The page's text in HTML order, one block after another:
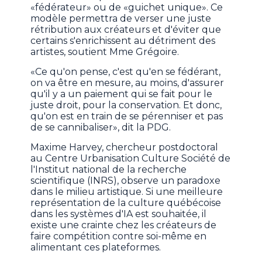
«fédérateur» ou de «guichet unique». Ce
modèle permettra de verser une juste
rétribution aux créateurs et d'éviter que
certains s'enrichissent au détriment des
artistes, soutient Mme Grégoire.
«Ce qu'on pense, c'est qu'en se fédérant,
on va être en mesure, au moins, d'assurer
qu'il y a un paiement qui se fait pour le
juste droit, pour la conservation. Et donc,
qu'on est en train de se pérenniser et pas
de se cannibaliser», dit la PDG.
Maxime Harvey, chercheur postdoctoral
au Centre Urbanisation Culture Société de
l'Institut national de la recherche
scientifique (INRS), observe un paradoxe
dans le milieu artistique. Si une meilleure
représentation de la culture québécoise
dans les systèmes d'IA est souhaitée, il
existe une crainte chez les créateurs de
faire compétition contre soi-même en
alimentant ces plateformes.